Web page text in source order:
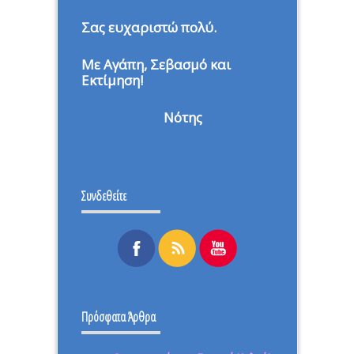
Σας ευχαριστώ πολύ.
Με Αγάπη, Σεβασμό και
Εκτίμηση!
Νότης
Συνδεθείτε
Πρόσφατα Άρθρα